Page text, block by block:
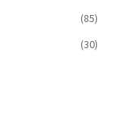
(85)
(30)